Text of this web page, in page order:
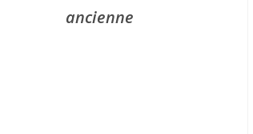
ancienne